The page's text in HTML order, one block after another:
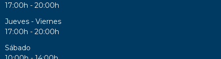
17:00h - 20:00h
Jueves - Viernes
17:00h - 20:00h
Sábado